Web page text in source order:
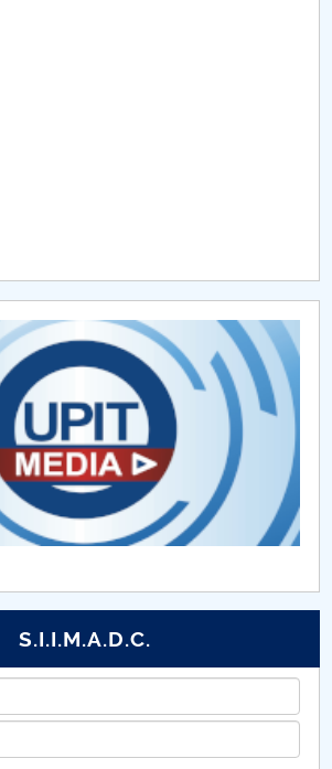
studențești
S.I.I.M.A.D.C.